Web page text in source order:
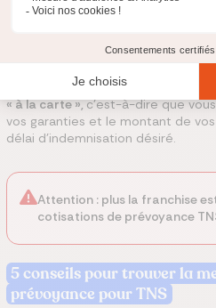
Oui, une assurance prévoyance
seront pas appliquées.
La plupart du temps, ces délais
« à la carte »,c’est-à-dire que
vos garanties et le montant de
délai d’indemnisation désiré.
Attention : plus la franchise
cotisations de prévoyance
5 conseils pour trouver la
prévoyance pour TNS